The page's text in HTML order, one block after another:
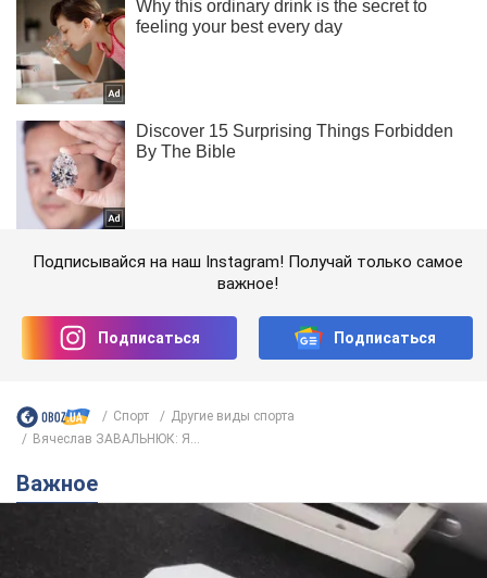
Подписывайся на наш Instagram! Получай только самое
важное!
Подписаться Подписаться
Спорт
Другие виды спорта
Вячеслав ЗАВАЛЬНЮК: Я...
Важное